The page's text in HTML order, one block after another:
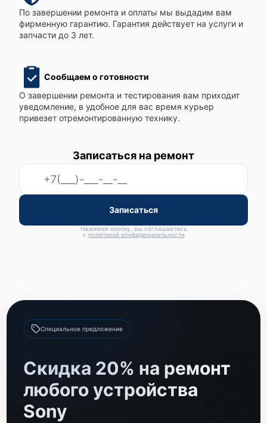
По завершении ремонта и оплаты мы выдадим вам
фирменную гарантию. Гарантия действует на услуги и
запчасти до 3 лет.
Сообщаем о готовности
О завершении ремонта и тестирования вам приходит
уведомление, в удобное для вас время курьер
привезет отремонтированную технику.
Записаться на ремонт
Записаться
Нажимая кнопку, вы соглашаетесь
с политикой конфиденциальности
Специальное предложение
Скидка 20% на ремонт
любого устройства
Sony